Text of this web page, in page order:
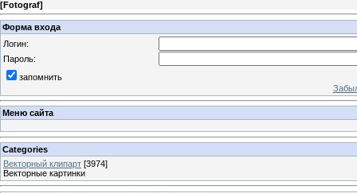
[Fotograf]
Форма входа
Логин:
Пароль:
запомнить
Меню сайта
Categories
Векторный клипарт [3974]
Векторные картинки